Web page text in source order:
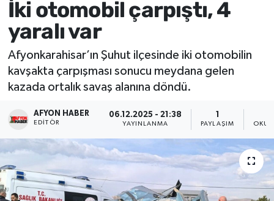
İki otomobil çarpıştı, 4
yaralı var
Afyonkarahisar’ın Şuhut ilçesinde iki otomobilin
kavşakta çarpışması sonucu meydana gelen
kazada ortalık savaş alanına döndü.
AFYON HABER
EDITÖR
06.12.2025 - 21:38
YAYINLANMA PAYLAŞIM
Sağlık
Eğitim
Sivil Toplum
Etkinlikler